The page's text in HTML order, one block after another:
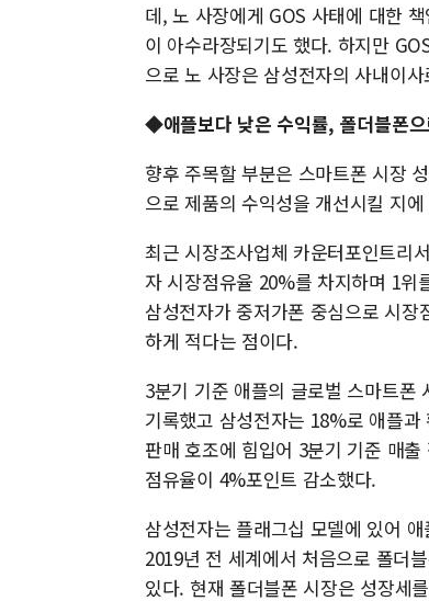
데, 노 사장에게 GOS 사태에 대한
이 아수라장되기도 했다. 하지만
으로 노 사장은 삼성전자의 사내이
◆애플보다 낮은 수익률, 폴더블폰
향후 주목할 부분은 스마트폰 시장
으로 제품의 수익성을 개선시킬 지
최근 시장조사업체 카운터포인트리
자 시장점유율 20%를 차지하며 1
삼성전자가 중저가폰 중심으로 시
하게 적다는 점이다.
3분기 기준 애플의 글로벌 스마트폰
기록했고 삼성전자는 18%로 애플
판매 호조에 힘입어 3분기 기준 매
점유율이 4%포인트 감소했다.
삼성전자는 플래그십 모델에 있어
2019년 전 세계에서 처음으로 폴더
있다. 현재 폴더블폰 시장은 성장세